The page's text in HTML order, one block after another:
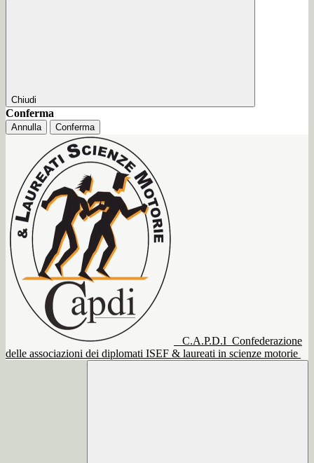
Chiudi
Conferma
Annulla Conferma
C.A.P.D.I Confederazione
delle associazioni dei diplomati ISEF & laureati in scienze motorie